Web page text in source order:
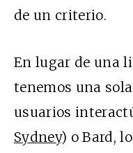
de un criterio.
En lugar de una
tenemos una
usuarios
Sydney) o Bard,